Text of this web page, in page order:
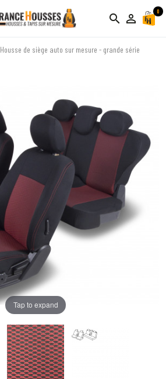
search person_outline
0
Housse de siège auto sur mesure - grande série
Tap to expand